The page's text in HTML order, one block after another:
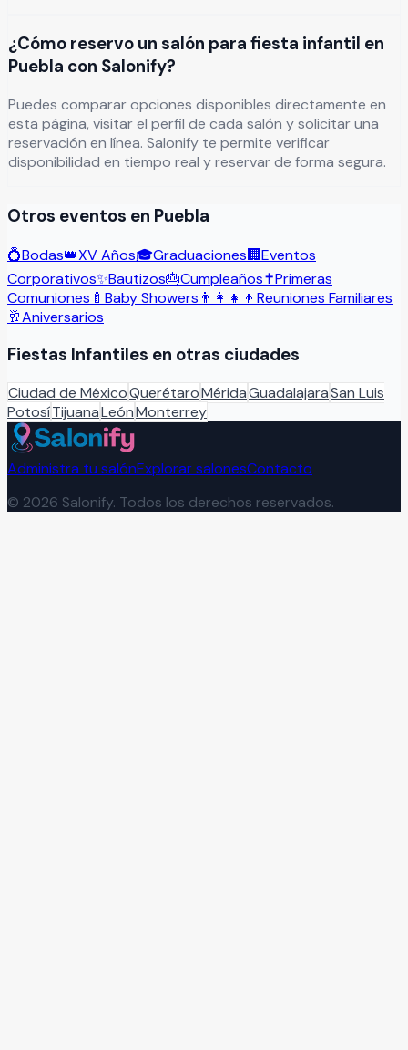
¿Cómo reservo un salón para fiesta infantil en
Puebla con Salonify?
Puedes comparar opciones disponibles directamente en
esta página, visitar el perfil de cada salón y solicitar una
reservación en línea. Salonify te permite verificar
disponibilidad en tiempo real y reservar de forma segura.
Otros eventos en Puebla
💍Bodas👑XV Años🎓Graduaciones🏢Eventos
Corporativos✨Bautizos🎂Cumpleaños✝️Primeras
Comuniones 🍼 Baby Showers 👨‍👩‍👧‍👦 Reuniones Familiares
🥂Aniversarios
Fiestas Infantiles en otras ciudades
Ciudad de MéxicoQuerétaroMéridaGuadalajaraSan Luis
PotosíTijuanaLeónMonterrey
Administra tu salónExplorar salonesContacto
© 2026 Salonify. Todos los derechos reservados.